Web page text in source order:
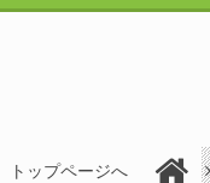
トップページへ